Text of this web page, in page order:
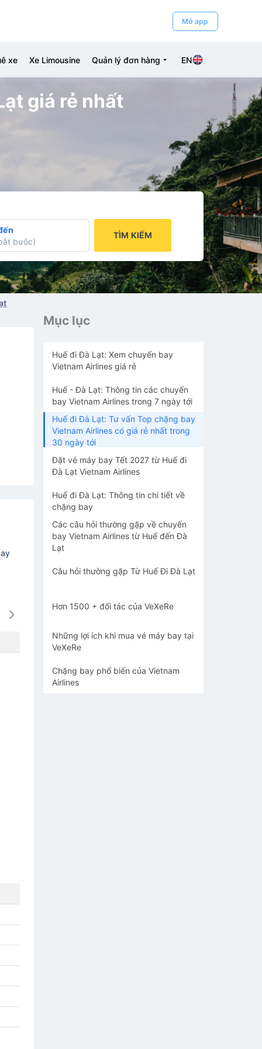
Mở app
xe Xe Limousine Quản lý đơn hàng EN
giá rẻ nhất
buộc)
TÌM KIẾM
16/08
17/08
Mục lục
Huế đi Đà Lạt: Xem chuyến bay
Vietnam Airlines giá rẻ
Huế - Đà Lạt: Thông tin các chuyến
bay Vietnam Airlines trong 7 ngày tới
Huế đi Đà Lạt: Tư vấn Top chặng bay
Vietnam Airlines có giá rẻ nhất trong
30 ngày tới
Đặt vé máy bay Tết 2027 từ Huế đi
Đà Lạt Vietnam Airlines
Huế đi Đà Lạt: Thông tin chi tiết về
chặng bay
Các câu hỏi thường gặp về chuyến
bay Vietnam Airlines từ Huế đến Đà
Lạt
Câu hỏi thường gặp Từ Huế Đi Đà Lạt
Hơn 1500 + đối tác của VeXeRe
Những lợi ích khi mua vé máy bay tại
VeXeRe
Chặng bay phổ biến của Vietnam
Airlines